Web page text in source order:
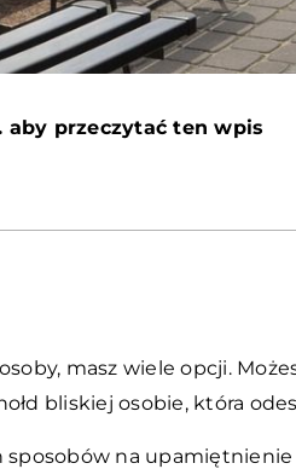
aby przeczytać ten wpis
masz wiele opcji.
bliskiej osobie, która
na upamiętnienie